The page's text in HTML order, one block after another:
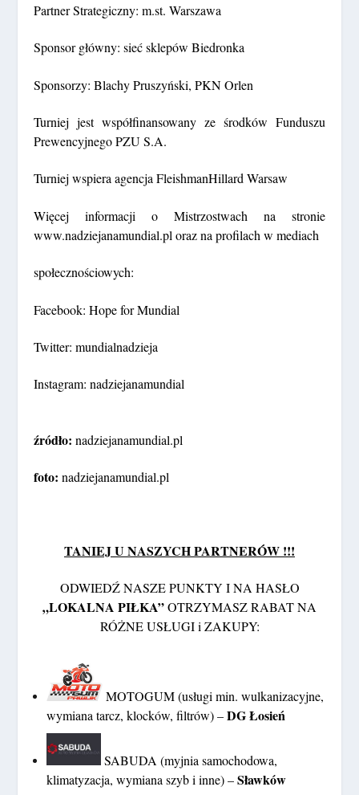
Partner Strategiczny:m.st. Warszawa
Sponsor główny:sieć sklepów Biedronka
Sponsorzy:Blachy Pruszyński, PKN Orlen
Turniej jest współfinansowany ze środków Funduszu
Prewencyjnego PZU S.A.
Turniej wspiera agencja FleishmanHillard Warsaw
Więcej informacji o Mistrzostwach na stronie
www.nadziejanamundial.pl oraz na profilach w mediach
społecznościowych:
Facebook:Hope for Mundial
Twitter:mundialnadzieja
Instagram:nadziejanamundial
źródło:nadziejanamundial.pl
foto:nadziejanamundial.pl
TANIEJ U NASZYCH PARTNERÓW !!!
ODWIEDŹ NASZE PUNKTY I NA HASŁO
„LOKALNA PIŁKA”OTRZYMASZ RABAT NA
RÓŻNE USŁUGI i ZAKUPY:
MOTOGUM (usługi min. wulkanizacyjne,
wymiana tarcz, klocków, filtrów) –DG Łosień
SABUDA (myjnia samochodowa,
klimatyzacja, wymiana szyb i inne) –Sławków